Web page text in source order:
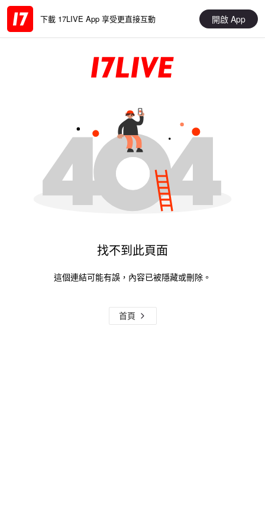
下載 17LIVE App 享受更直接互動 開啟 App
找不到此頁面
這個連結可能有誤，內容已被隱藏或刪除。
首頁